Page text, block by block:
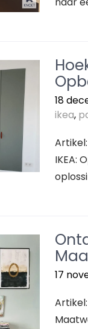
18
ikea,
IKEA:
17